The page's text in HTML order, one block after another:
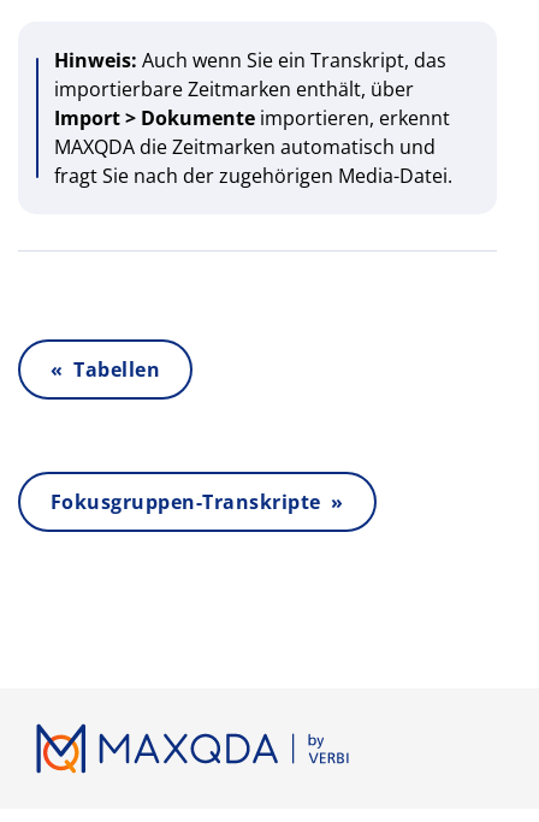
Hinweis: Auch wenn Sie ein Transkript, das
importierbare Zeitmarken enthält, über
Import > Dokumente importieren, erkennt
MAXQDA die Zeitmarken automatisch und
fragt Sie nach der zugehörigen Media-Datei.
« Tabellen
Fokusgruppen-Transkripte »